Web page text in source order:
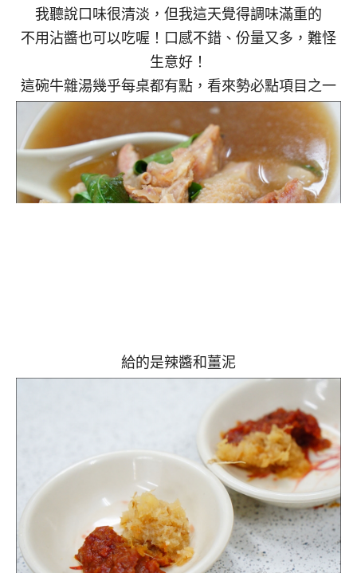
我聽說口味很清淡，但我這天覺得調味滿重的
不用沾醬也可以吃喔！口感不錯、份量又多，難怪
生意好！
這碗牛雜湯幾乎每桌都有點，看來勢必點項目之一
給的是辣醬和薑泥